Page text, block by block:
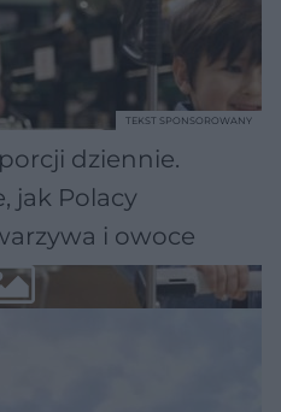
dziennie.
jak Polacy
i owoce
TEKST SPONSOROWANY